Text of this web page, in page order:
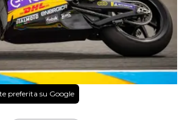
preferita su Google